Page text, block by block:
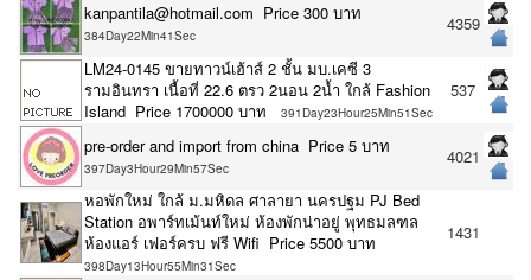
kanpantila@hotmail.com Price 300 บาท
384Day22Min41Sec
4359
LM24-0145 ขายทาวน์เฮ้าส์ 2 ชั้น มบ.เคซี 3
รามอินทรา เนื้อที่ 22.6 ตรว 2นอน 2น้ำ ใกล้ Fashion
Island Price 1700000 บาท
391Day23Hour25Min51Sec
537
pre-order and import from china Price 5 บาท
397Day3Hour29Min57Sec
4021
หอพักใหม่ ใกล้ ม.มหิดล ศาลายา นครปฐม PJ Bed
Station อพาร์ทเม้นท์ใหม่ ห้องพักน่าอยู่ พุทธมลฑล
ห้องแอร์ เฟอร์ครบ ฟรี Wifi Price 5500 บาท
398Day13Hour55Min31Sec
1431